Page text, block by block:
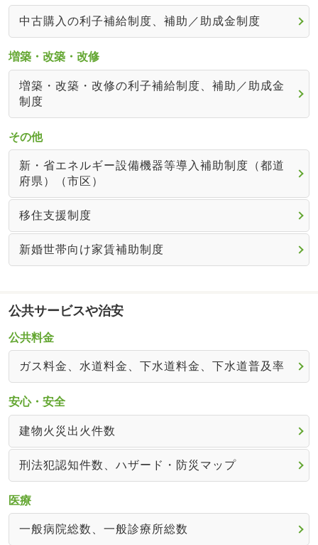
中古購入の利子補給制度、補助／助成金制度
増築・改築・改修
増築・改築・改修の利子補給制度、補助／助成金
制度
その他
新・省エネルギー設備機器等導入補助制度（都道
府県）（市区）
移住支援制度
新婚世帯向け家賃補助制度
公共サービスや治安
公共料金
ガス料金、水道料金、下水道料金、下水道普及率
安心・安全
建物火災出火件数
刑法犯認知件数、ハザード・防災マップ
医療
一般病院総数、一般診療所総数